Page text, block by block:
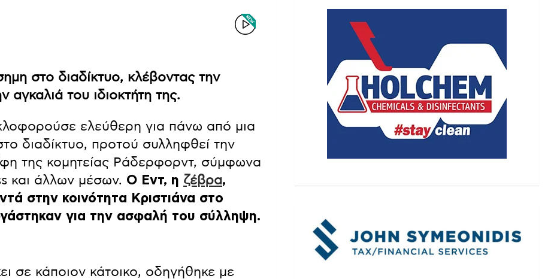
στο διαδίκτυο, κλέβοντας την
αγκαλιά του ιδιοκτήτη της.
ελεύθερη για πάνω από μια
διαδίκτυο, προτού συλληφθεί την
της κομητείας Ράδερφορντ, σύμφωνα
και άλλων μέσων. Ο Εντ, η ζέβρα,
στην κοινότητα Κριστιάνα στο
για την ασφαλή του σύλληψη.
σε κάποιον κάτοικο, οδηγήθηκε με